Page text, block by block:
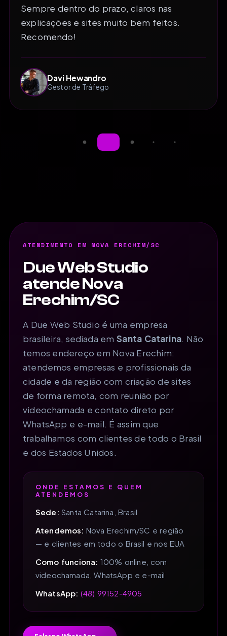
Sempre dentro do prazo, claros nas
explicações e sites muito bem feitos.
Recomendo!
Davi Hewandro
Gestor de Tráfego
ATENDIMENTO EM NOVA ERECHIM/SC
Due Web Studio
atende Nova
Erechim/SC
A Due Web Studio é uma empresa
brasileira, sediada emSanta Catarina. Não
temos endereço em Nova Erechim:
atendemos empresas e profissionais da
cidade e da região com criação de sites
de forma remota, com reunião por
videochamada e contato direto por
WhatsApp e e-mail. É assim que
trabalhamos com clientes de todo o Brasil
e dos Estados Unidos.
ONDE ESTAMOS E QUEM
ATENDEMOS
Sede: Santa Catarina, Brasil
Atendemos: Nova Erechim/SC e região
— e clientes em todo o Brasil e nos EUA
Como funciona: 100% online, com
videochamada, WhatsApp e e-mail
WhatsApp: (48) 99152-4905